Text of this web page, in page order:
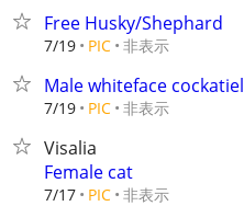
Free Husky/Shephard
7/19 PIC 非表示
Male whiteface cockatiel
7/19 PIC 非表示
Visalia
Female cat
7/17 PIC 非表示